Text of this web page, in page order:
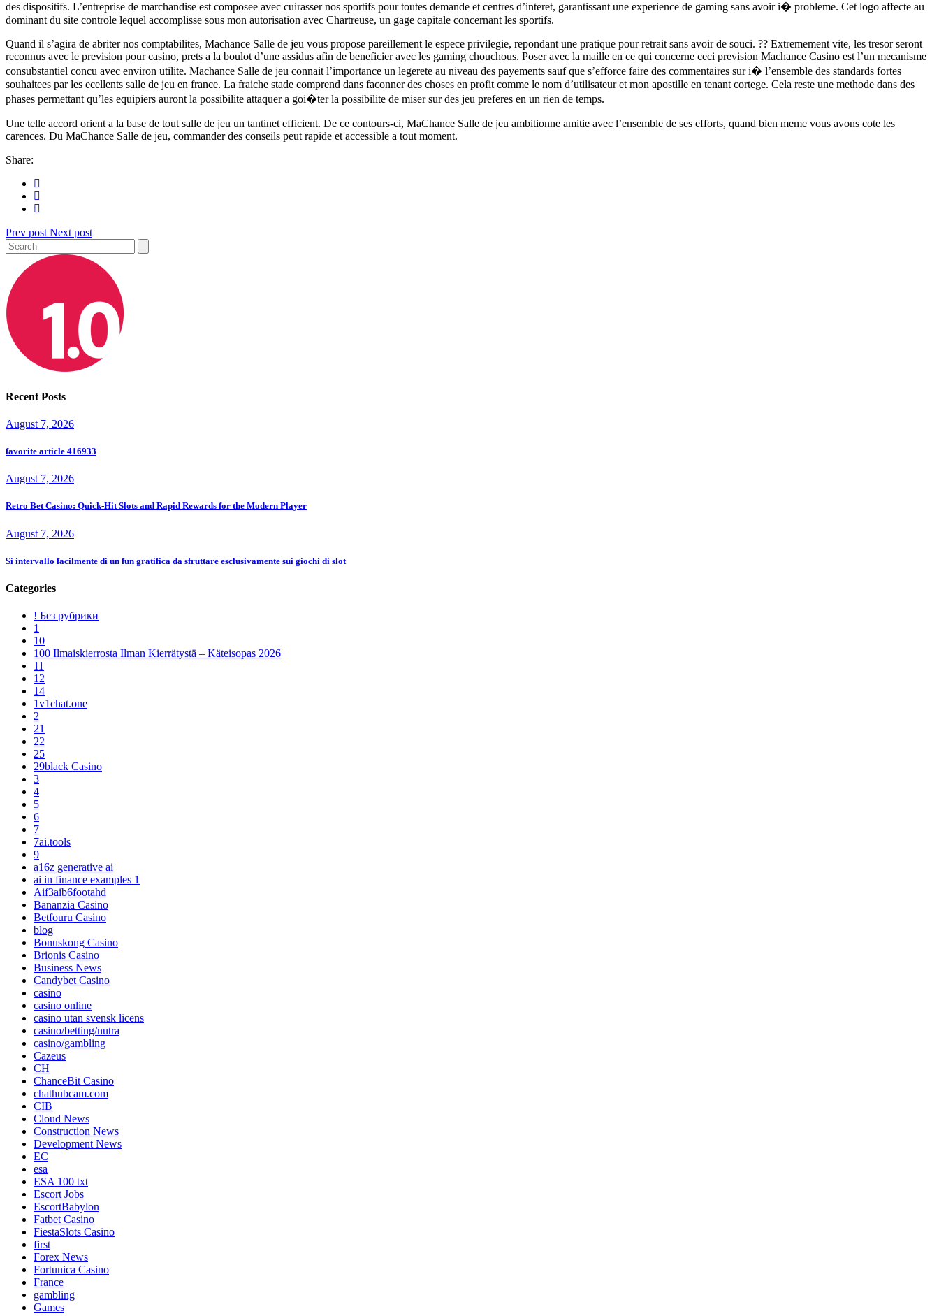
des dispositifs. L’entreprise de marchandise est composee avec cuirasser nos sportifs pour toutes demande et centres d’interet, garantissant une experience de gaming sans avoir i� probleme. Cet logo affecte au
dominant du site controle lequel accomplisse sous mon autorisation avec Chartreuse, un gage capitale concernant les sportifs.
Quand il s’agira de abriter nos comptabilites, Machance Salle de jeu vous propose pareillement le espece privilegie, repondant une pratique pour retrait sans avoir de souci. ?? Extremement vite, les tresor seront
reconnus avec le prevision pour casino, prets a la boulot d’une assidus afin de beneficier avec les gaming chouchous. Poser avec la maille en ce qui concerne ceci prevision Machance Casino est l’un mecanisme
consubstantiel concu avec environ utilite. Machance Salle de jeu connait l’importance un legerete au niveau des payements sauf que s’efforce faire des commentaires sur i� l’ensemble des standards fortes
souhaitees par les ecellents salle de jeu en france. La fraiche stade comprend dans faconner des choses en profit comme le nom d’utilisateur et mon apostille en tenant cortege. Cela reste une methode dans des
phases permettant qu’les equipiers auront la possibilite attaquer a goi�ter la possibilite de miser sur des jeu preferes en un rien de temps.
Une telle accord orient a la base de tout salle de jeu un tantinet efficient. De ce contours-ci, MaChance Salle de jeu ambitionne amitie avec l’ensemble de ses efforts, quand bien meme vous avons cote les
carences. Du MaChance Salle de jeu, commander des conseils peut rapide et accessible a tout moment.
Share:
Prev post Next post
Search
for:
Recent Posts
August 7, 2026
favorite article 416933
August 7, 2026
Retro Bet Casino: Quick‑Hit Slots and Rapid Rewards for the Modern Player
August 7, 2026
Si intervallo facilmente di un fun gratifica da sfruttare esclusivamente sui giochi di slot
Categories
! Без рубрики
1
10
100 Ilmaiskierrosta Ilman Kierrätystä – Käteisopas 2026
11
12
14
1v1chat.one
2
21
22
25
29black Casino
3
4
5
6
7
7ai.tools
9
a16z generative ai
ai in finance examples 1
Aif3aib6footahd
Bananzia Casino
Betfouru Casino
blog
Bonuskong Casino
Brionis Casino
Business News
Candybet Casino
casino
casino online
casino utan svensk licens
casino/betting/nutra
casino/gambling
Cazeus
CH
ChanceBit Casino
chathubcam.com
CIB
Cloud News
Construction News
Development News
EC
esa
ESA 100 txt
Escort Jobs
EscortBabylon
Fatbet Casino
FiestaSlots Casino
first
Forex News
Fortunica Casino
France
gambling
Games